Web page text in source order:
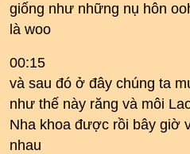
giống như những nụ hôn
là woo
00:15
và sau đó ở đây chúng ta
như thế này răng và môi
Nha khoa được rồi bây giờ
nhau